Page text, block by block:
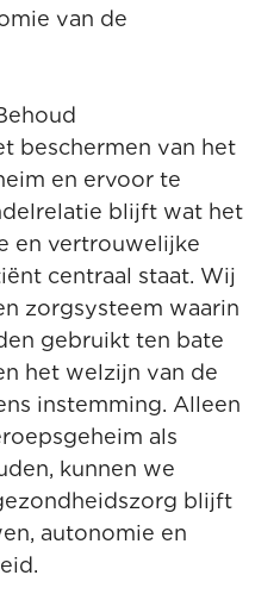
van de
beschermen van het
en ervoor te
blijft wat het
en vertrouwelijke
centraal staat. Wij
zorgsysteem waarin
gebruikt ten bate
het welzijn van de
instemming. Alleen
als
kunnen we
blijft
autonomie en